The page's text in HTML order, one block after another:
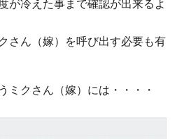
が冷えた事まで確認が出来るよ
さん（嫁）を呼び出す必要も有
ミクさん（嫁）には・・・・